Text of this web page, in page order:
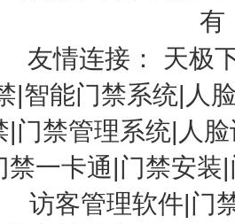
有
友情连接： 天极
|智能门禁系统| 人
|门禁管理系统| 人
禁一卡通|门禁安装|
访客管理软件|门